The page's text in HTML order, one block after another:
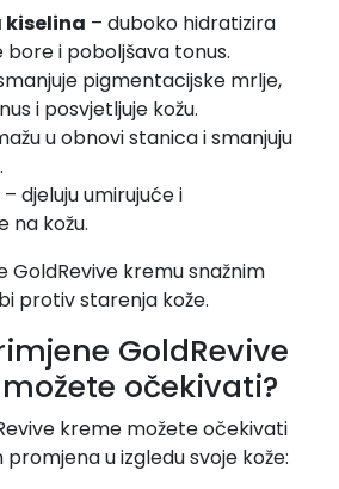
kiselina – duboko hidratizira
bore i poboljšava tonus.
pigmentacijske mrlje,
i posvjetljuje kožu.
u obnovi stanica i smanjuju
– djeluju umirujuće i
na kožu.
GoldRevive kremu snažnim
protiv starenja kože.
GoldRevive
očekivati?
kreme možete očekivati
u izgledu svoje kože: